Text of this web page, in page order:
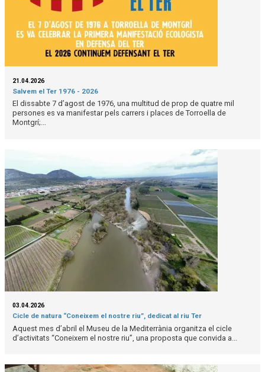
21.04.2026
Salvem el Ter 1976 - 2026
El dissabte 7 d’agost de 1976, una multitud de prop de quatre mil
persones es va manifestar pels carrers i places de Torroella de
Montgrí;...
03.04.2026
Cicle de natura “Coneixem el nostre riu”, dedicat al riu Ter
Aquest mes d’abril el Museu de la Mediterrània organitza el cicle
d’activitats “Coneixem el nostre riu”, una proposta que convida a...